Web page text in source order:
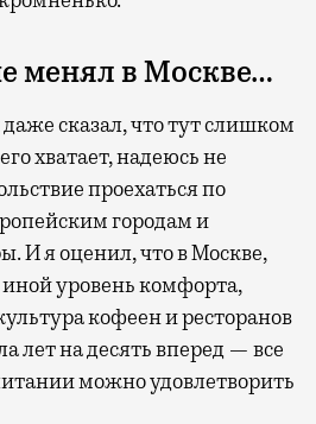
менял в Москве…
сказал, что тут слишком
хватает, надеюсь не
проехаться по
городам и
И я оценил, что в Москве,
иной уровень комфорта,
кофеен и ресторанов
лет на десять вперед — все
можно удовлетворить